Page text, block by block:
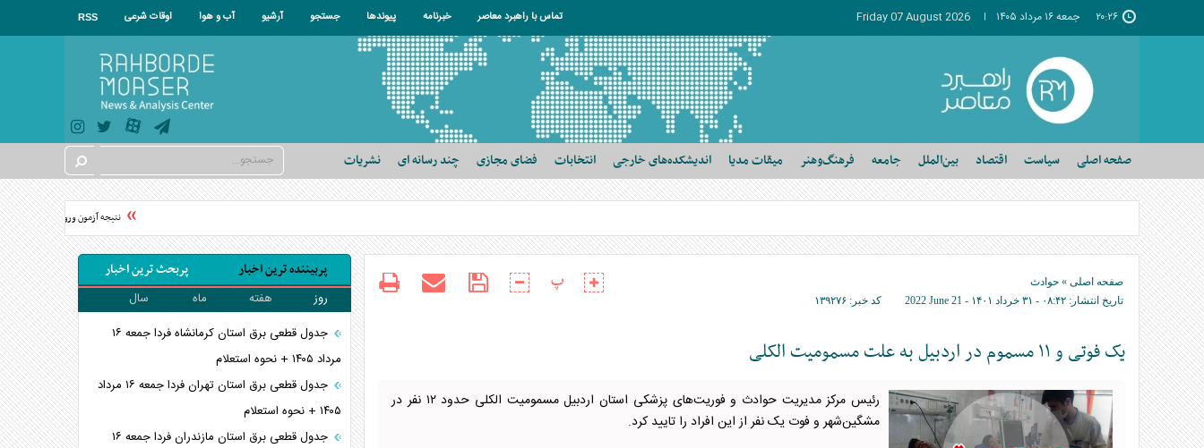
۲۰:۲۶ جمعه ۱۶ مرداد ۱۴۰۵ Friday 07 August 2026 تماس با راهبرد معاصر خبرنامه پیوندها جستجو آرشیو آب و هوا اوقات شرعی RSS
صفحه اصلی سیاست اقتصاد بین‌الملل جامعه فرهنگ‌وهنر میقات مدیا اندیشکده‌های خارجی انتخابات فضای مجازی چند رسانه ای نشریات
نتیجه آزمون ورودی سمپاد سال ۱۴۰۵ اعلام شد
صفحه اصلی » حوادث
تاریخ انتشار: ۰۸:۴۲ - ۳۱ خرداد ۱۴۰۱ - 2022 June 21 کد خبر: ۱۳۹۲۷۶
پ
یک فوتی و ۱۱ مسموم در اردبیل به علت مسمومیت الکلی
رئیس مرکز مدیریت حوادث و فوریت‌های پزشکی استان اردبیل مسمومیت الکلی حدود ۱۲ نفر در
مشگین‌شهر و فوت یک نفر از این افراد را تایید کرد.
پربیننده ترین اخبار پربحث ترین اخبار
روز هفته ماه
سال
جدول قطعی برق استان کرمانشاه فردا جمعه ۱۶
مرداد ۱۴۰۵ + نحوه استعلام
جدول قطعی برق استان تهران فردا جمعه ۱۶ مرداد
۱۴۰۵ + نحوه استعلام
جدول قطعی برق استان مازندران فردا جمعه ۱۶